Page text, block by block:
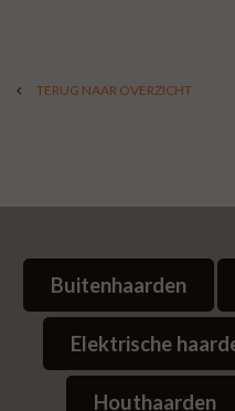
TERUG NAAR OVERZICHT
Buitenhaarden
Elektrische
Houthaarden